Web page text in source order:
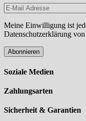
Meine Einwilligung ist
Datenschutzerklärung
Abonnieren
Soziale Medien
Zahlungsarten
Sicherheit & Garantien